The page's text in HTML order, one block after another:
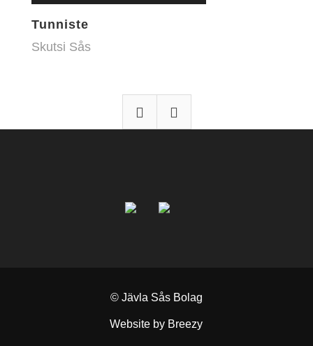
Tunniste
Skutsi Sås
© Jävla Sås Bolag
Website by Breezy